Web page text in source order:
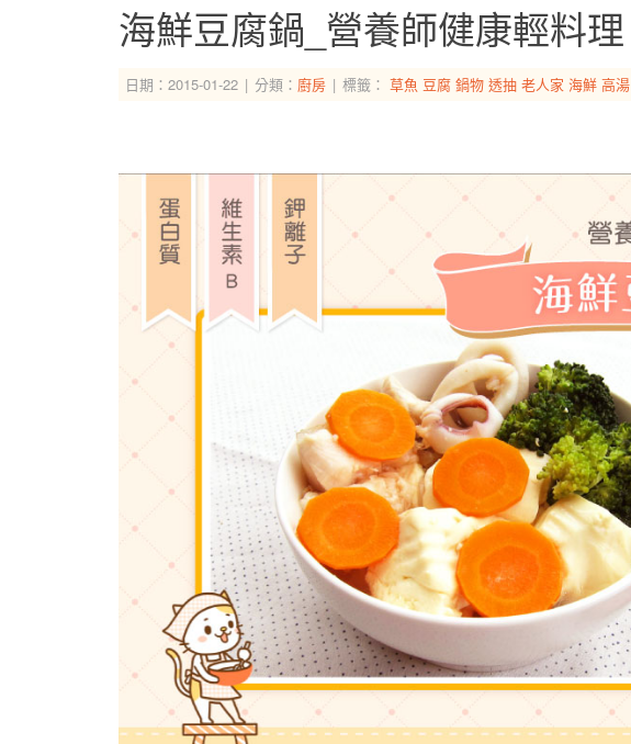
海鮮豆腐鍋_營養師健康輕料理
日期：2015-01-22 分類： 廚房 標籤： 草魚 豆腐 鍋物 透抽 老人家 海鮮 高湯